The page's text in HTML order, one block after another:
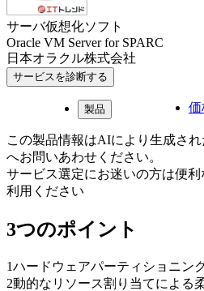
サーバ仮想化ソフト
Oracle VM Server for SPARC
日本オラクル株式会社
サービスを診断する
製品 価
この製品情報はAIにより生成さ
へお問いあわせください。
サービス選定にお迷いの方は便
利用ください
3つのポイント
1ハードウェアパーティショニン
2動的なリソース割り当てによる